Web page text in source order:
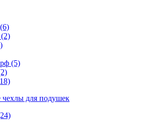
(5)
чехлы для подушек